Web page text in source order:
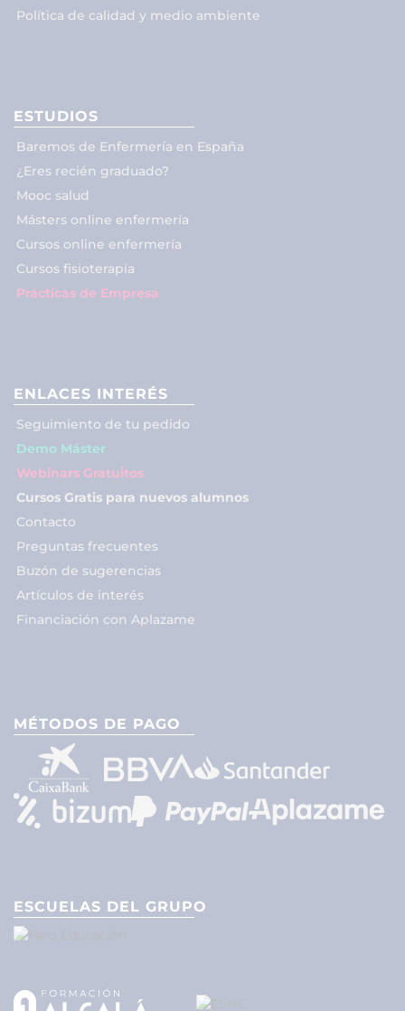
Política de calidad y medio ambiente
ESTUDIOS
Baremos de Enfermería en España
¿Eres recién graduado?
Mooc salud
Másters online enfermería
Cursos online enfermería
Cursos fisioterapia
Prácticas de Empresa
ENLACES INTERÉS
Seguimiento de tu pedido
Demo Máster
Webinars Gratuitos
Cursos Gratis para nuevos alumnos
Contacto
Preguntas frecuentes
Buzón de sugerencias
Artículos de interés
Financiación con Aplazame
MÉTODOS DE PAGO
ESCUELAS DEL GRUPO